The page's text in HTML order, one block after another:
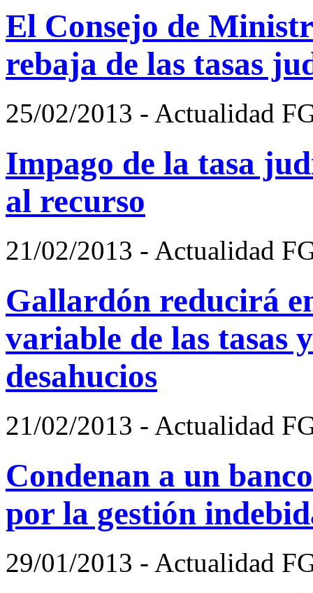
El Consejo de
rebaja de las tasas
25/02/2013 - Actualidad
Impago de la tasa
al recurso
21/02/2013 - Actualidad
Gallardón reducirá
variable de las tasas
desahucios
21/02/2013 - Actualidad
Condenan a un
por la gestión
29/01/2013 - Actualidad